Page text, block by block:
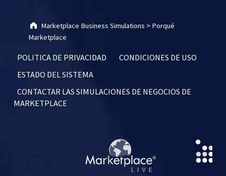
Marketplace Business Simulations > Porqué
Marketplace
POLITICA DE PRIVACIDAD
CONDICIONES DE USO
ESTADO DEL SISTEMA
CONTACTAR LAS SIMULACIONES DE NEGOCIOS DE
MARKETPLACE